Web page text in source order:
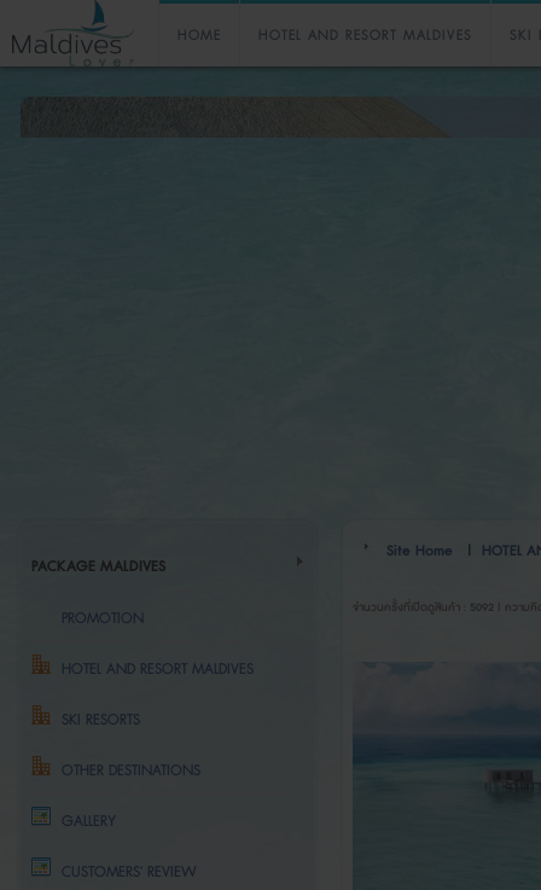
HOME HOTEL AND RESORT MALDIVES SKI
PACKAGE MALDIVES
PROMOTION
HOTEL AND RESORT MALDIVES
SKI RESORTS
OTHER DESTINATIONS
GALLERY
CUSTOMERS' REVIEW
Site Home | HOTEL
จำนวนครั้งที่เปิดดูสินค้า : 5092 | ความคิ